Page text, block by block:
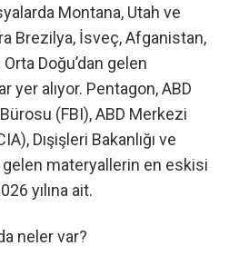
Montana, Utah ve
Brezilya, İsveç, Afganistan,
Doğu’dan gelen
yer alıyor. Pentagon, ABD
(FBI), ABD Merkezi
Dışişleri Bakanlığı ve
gelen materyallerin en eskisi
yılına ait.
neler var?